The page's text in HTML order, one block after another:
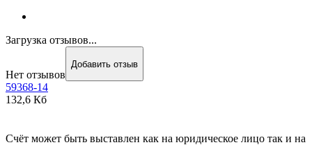
Загрузка отзывов...
Нет отзывов
Добавить отзыв
59368-14
132,6 Кб
Счёт может быть выставлен как на юридическое лицо так и на